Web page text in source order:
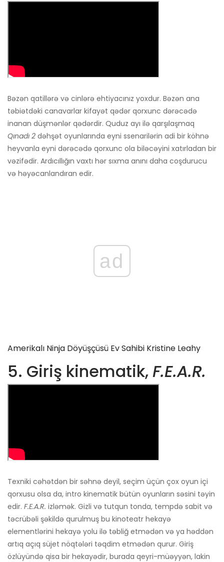
Bəzən qatillərə və cinlərə ehtiyacınız yoxdur. Bəzən ana
təbiətdəki canavarlar kifayət qədər qorxunc dərəcədə
inanan düşmənlər qədərdir. Quduz ayı ilə qarşılaşmaq
Qınadı 2 dəhşət oyunlarında eyni ssenarilərin adi bir köhnə
heyvanla eyni dərəcədə qorxunc ola biləcəyini xatırladan bir
vəzifədir. Ardıcıllığın vaxtı hər sıxma anını daha coşdurucu
və həyəcanlandıran edir.
ad
Amerikalı Ninja Döyüşçüsü Ev Sahibi Kristine Leahy
5. Giriş kinematik,F.E.A.R.
Texniki cəhətdən bir səhnə deyil, seçim üçün çox oyun içi
qorxusu olsa da, intro kinematik bütün oyunların səsini təyin
edir. F.E.A.R. izləmək. Gizli və tutqun tonda, tempdə sabit və
təcrübəli şəkildə qurulmuş bu kinoteatr hekayə
elementlərini hekayə yolu ilə təbliğ etmədən və ya həddən
artıq açıq süjet nöqtələri təqdim etmədən qurur. Giriş
özlüyündə qisa bir hekayədir, burada qeyri-müəyyən, lakin